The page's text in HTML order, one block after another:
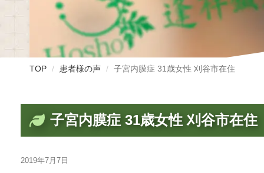
TOP 患者様の声 子宮内膜症 31歳女性 刈谷市在住
子宮内膜症 31歳女性 刈谷市在住
2019年7月7日